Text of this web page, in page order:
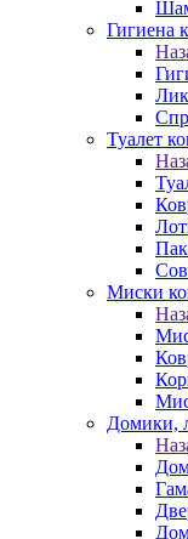
Гигиена
Туалет
Миски
Домики,